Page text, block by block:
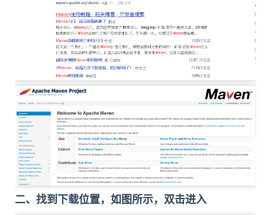
二、找到下载位置，如图所示，双击进入